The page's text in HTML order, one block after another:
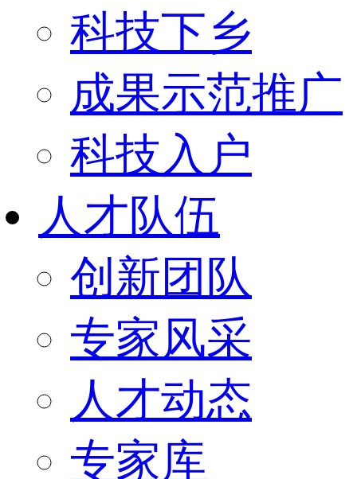
科技下乡
成果示范推广
科技入户
人才队伍
创新团队
专家风采
人才动态
专家库